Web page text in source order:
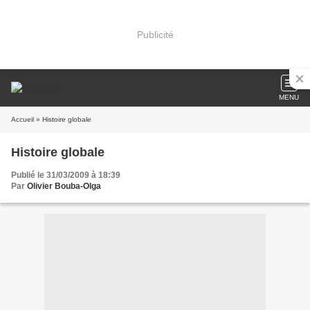
Publicité
MENU
Accueil » Histoire globale
Histoire globale
Publié le 31/03/2009 à 18:39
Par Olivier Bouba-Olga